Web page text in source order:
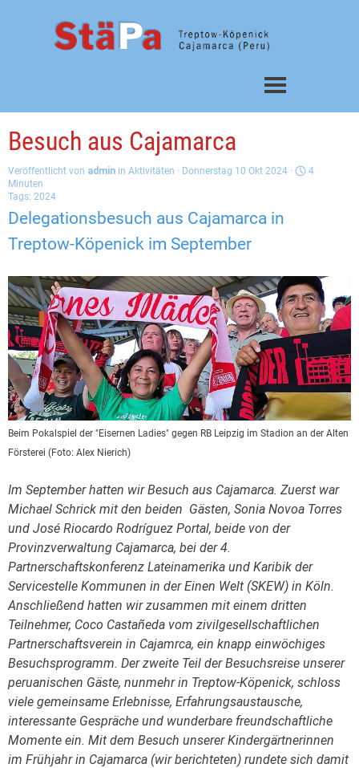
Menü überspringen
Besuch aus Cajamarca
Veröffentlicht von admin in Aktivitäten · Donnerstag 10 Okt 2024 ·
4
Minuten
Tags: 2024
Delegationsbesuch aus Cajamarca in
Treptow-Köpenick im September
Beim Pokalspiel der "Eisernen Ladies" gegen RB Leipzig im Stadion an der Alten
Försterei (Foto: Alex Nierich)
Im September hatten wir Besuch aus Cajamarca. Zuerst war
Michael Schrick mit den beiden Gästen, Sonia Novoa Torres
und José Riocardo Rodríguez Portal, beide von der
Provinzverwaltung Cajamarca, bei der 4.
Partnerschaftskonferenz Lateinamerika und Karibik der
Servicestelle Kommunen in der Einen Welt (SKEW) in Köln.
Anschließend hatten wir zusammen mit einem dritten
Teilnehmer, Coco Castañeda vom zivilgesellschaftlichen
Partnerschaftsverein in Cajamrca, ein knapp einwöchiges
Besuchsprogramm. Der zweite Teil der Besuchsreise unserer
peruanischen Gäste, nunmehr in Treptow-Köpenick, schloss
viele gemeinsame Erlebnisse, Erfahrungsaustausche,
interessante Gespräche und wunderbare freundschaftliche
Momente ein. Mit dem Besuch unserer Kindergärtnerinnen
im Frühjahr in Cajamarca (wir berichteten) rundete sich damit